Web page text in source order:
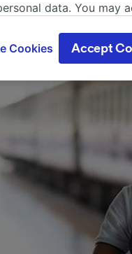
data. You may
time in the privacy
and will not affect
device
on a device.
measurement,
Cookies Accept